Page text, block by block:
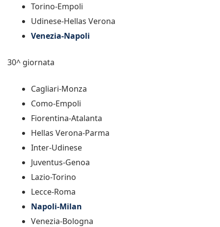
Torino-Empoli
Udinese-Hellas Verona
Venezia-Napoli
30^ giornata
Cagliari-Monza
Como-Empoli
Fiorentina-Atalanta
Hellas Verona-Parma
Inter-Udinese
Juventus-Genoa
Lazio-Torino
Lecce-Roma
Napoli-Milan
Venezia-Bologna